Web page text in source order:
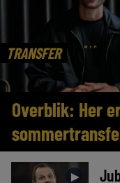
TRANSFER
Overblik: Her
►